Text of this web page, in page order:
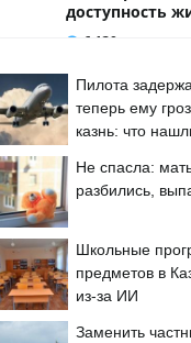
Пилота
теперь ему
казнь: что
Не спасла:
разбились,
Школьные
предметов в
из-за ИИ
Заменить